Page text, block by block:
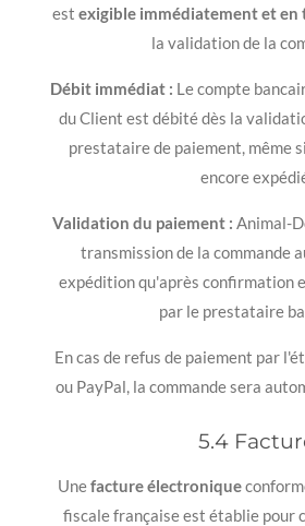
est exigible immédiatement et
la validation de la
Débit immédiat : Le compte
du Client est débité dès la
prestataire de paiement, même
encore
Validation du paiement : Animal-
transmission de la commande
expédition qu'après confirmation
par le prestataire
En cas de refus de paiement par
ou PayPal, la commande sera
5.4
Unefacture électronique
fiscale française est établie pour